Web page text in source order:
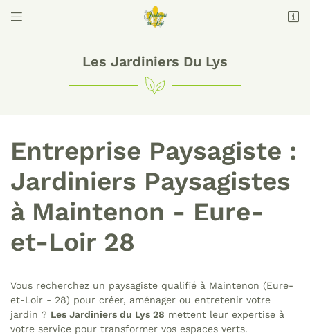
 
09 74 56 16 68
 Adresse email de réception
 Code Captcha
Rafraîchir le captcha
En cochant cette case, vous consentez à recevoir nos propositions
commerciales à l'adresse email indiqué ci-dessus. Vous pouvez vous
désinscrire à tout moment en utilisant
Les Jardiniers Du Lys
Entreprise Paysagiste :
Jardiniers Paysagistes
à Maintenon - Eure-
et-Loir 28
Vous recherchez un paysagiste qualifié à Maintenon (Eure-
et-Loir - 28) pour créer, aménager ou entretenir votre
jardin ? Les Jardiniers du Lys 28 mettent leur expertise à
votre service pour transformer vos espaces verts.